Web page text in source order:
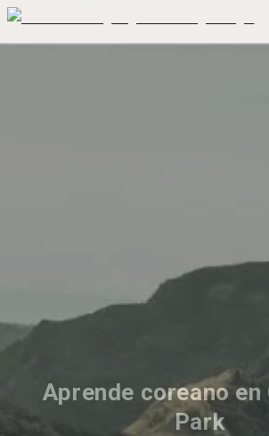
Aprende coreano en
Park